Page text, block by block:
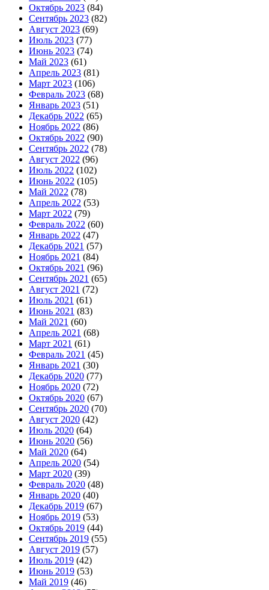
Октябрь 2023 (84)
Сентябрь 2023 (82)
Август 2023 (69)
Июль 2023 (77)
Июнь 2023 (74)
Май 2023 (61)
Апрель 2023 (81)
Март 2023 (106)
Февраль 2023 (68)
Январь 2023 (51)
Декабрь 2022 (65)
Ноябрь 2022 (86)
Октябрь 2022 (90)
Сентябрь 2022 (78)
Август 2022 (96)
Июль 2022 (102)
Июнь 2022 (105)
Май 2022 (78)
Апрель 2022 (53)
Март 2022 (79)
Февраль 2022 (60)
Январь 2022 (47)
Декабрь 2021 (57)
Ноябрь 2021 (84)
Октябрь 2021 (96)
Сентябрь 2021 (65)
Август 2021 (72)
Июль 2021 (61)
Июнь 2021 (83)
Май 2021 (60)
Апрель 2021 (68)
Март 2021 (61)
Февраль 2021 (45)
Январь 2021 (30)
Декабрь 2020 (77)
Ноябрь 2020 (72)
Октябрь 2020 (67)
Сентябрь 2020 (70)
Август 2020 (42)
Июль 2020 (64)
Июнь 2020 (56)
Май 2020 (64)
Апрель 2020 (54)
Март 2020 (39)
Февраль 2020 (48)
Январь 2020 (40)
Декабрь 2019 (67)
Ноябрь 2019 (53)
Октябрь 2019 (44)
Сентябрь 2019 (55)
Август 2019 (57)
Июль 2019 (42)
Июнь 2019 (53)
Май 2019 (46)